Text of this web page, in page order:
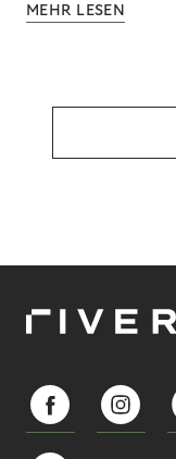
MEHR LESEN